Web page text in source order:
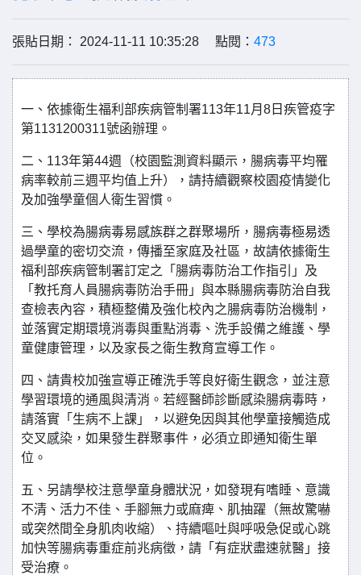
張貼日期： 2024-11-11 10:35:28 點閱： 473
一、依據衛生福利部疾病管制署113年11月8日疾管疫字
第1131200311號函辦理。
二、113年第44週（校園監測資料顯示，腸病毒平均罹
病率較前三週平均值上升），請持續觀察校園疫情變化
及加強學童個人衛生習慣。
三、學校為腸病毒易感族群之群聚場所，腸病毒極易透
過學童的密切交流，傳播至家庭及社區，故請依據衛生
福利部疾病管制署訂定之「腸病毒防治工作指引」及
「教托育人員腸病毒防治手冊」與本縣腸病毒防治自我
查檢表內容，積極整備及強化校內之腸病毒防治機制，
並落實定期環境消毒與重點消毒、洗手設備之維護、學
童健康管理，以及家長之衛生教育宣導工作。
四、請貴校加強宣導正確洗手等良好衛生觀念，並注意
學習環境的通風與清消。若經醫師診斷感染腸病毒時，
請落實「生病不上課」，以避免因與其他學童接觸造成
交叉感染，如果發生群聚事件，必須立即通知衛生單
位。
五、另請學校注意學童身體狀況，如發現有嗜睡、意識
不清、活力不佳、手腳無力或麻痺、肌抽躍（無故驚嚇
或突然間全身肌肉收縮）、持續嘔吐與呼吸急促或心跳
加快等腸病毒重症前兆病徵，請「有症狀盡速就醫」接
受治療。